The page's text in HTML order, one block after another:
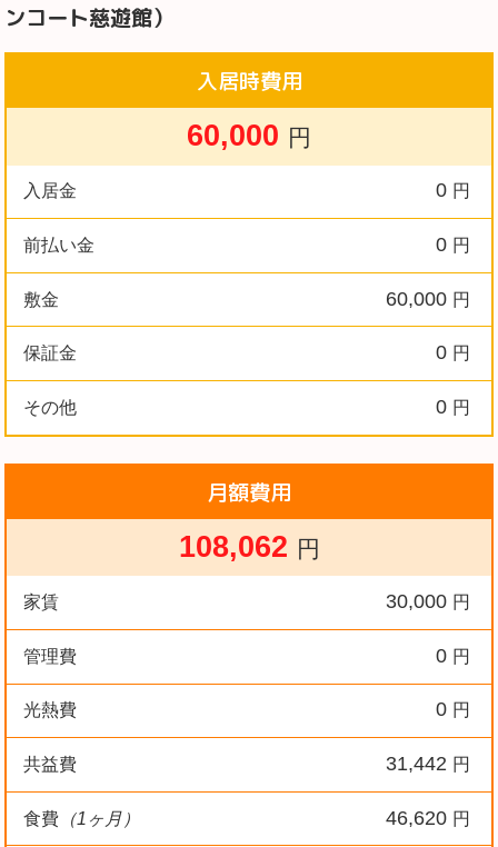
ンコート慈遊館）
入居時費用
60,000 円
入居金 0 円
前払い金 0 円
敷金 60,000 円
保証金 0 円
その他 0 円
月額費用
108,062 円
家賃 30,000 円
管理費 0 円
光熱費 0 円
共益費 31,442 円
食費（1ヶ月） 46,620 円